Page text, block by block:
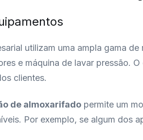
utilizam uma ampla gama
e máquina de lavar pressão.
clientes.
de almoxarifado permite um
Por exemplo, se algum dos